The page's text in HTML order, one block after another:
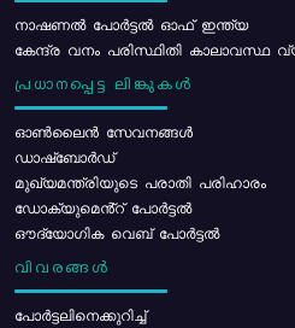
നാഷണൽ പോർട്ടൽ ഓഫ് ഇന്ത്യ
കേന്ദ്ര വനം പരിസ്ഥിതി കാലാവസ്ഥ
പ്രധാനപ്പെട്ട ലിങ്കുകൾ
ഓൺലൈൻ സേവനങ്ങൾ
ഡാഷ്ബോർഡ്
മുഖ്യമന്ത്രിയുടെ പരാതി പരിഹാരം
ഡോക്യുമെൻ്റ് പോർട്ടൽ
ഔദ്യോഗിക വെബ് പോർട്ടൽ
വിവരങ്ങൾ
പോര്‍ട്ടലിനെക്കുറിച്ച്